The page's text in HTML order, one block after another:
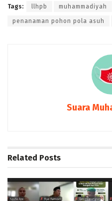
Tags: llhpb muhammadiyah
penanaman pohon pola asuh
Suara
Related Posts